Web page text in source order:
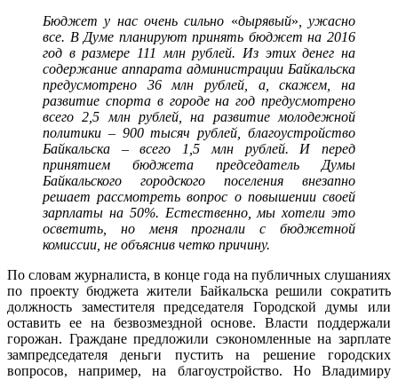
Бюджет у нас очень сильно «дырявый» , ужасно
все. В Думе планируют принять бюджет на 2016
год в размере 111 млн рублей. Из этих денег на
содержание аппарата администрации Байкальска
предусмотрено 36 млн рублей, а, скажем, на
развитие спорта в городе на год предусмотрено
всего 2,5 млн рублей, на развитие молодежной
политики – 900 тысяч рублей, благоустройство
Байкальска – всего 1,5 млн рублей. И перед
принятием бюджета председатель Думы
Байкальского городского поселения внезапно
решает рассмотреть вопрос о повышении своей
зарплаты на 50%. Естественно, мы хотели это
осветить, но меня прогнали с бюджетной
комиссии, не объяснив четко причину.
По словам журналиста, в конце года на публичных слушаниях
по проекту бюджета жители Байкальска решили сократить
должность заместителя председателя Городской думы или
оставить ее на безвозмездной основе. Власти поддержали
горожан. Граждане предложили сэкономленные на зарплате
зампредседателя деньги пустить на решение городских
вопросов, например, на благоустройство. Но Владимиру